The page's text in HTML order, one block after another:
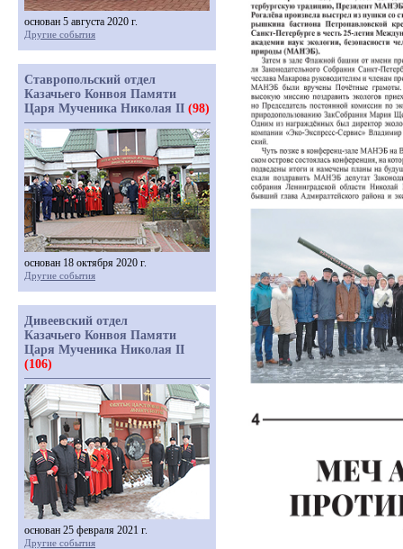
основан 5 августа 2020 г.
Другие события
Ставропольский отдел
Казачьего Конвоя Памяти
Царя Мученика Николая II (98)
основан 18 октября 2020 г.
Другие события
Дивеевский отдел
Казачьего Конвоя Памяти
Царя Мученика Николая II
(106)
основан 25 февраля 2021 г.
Другие события